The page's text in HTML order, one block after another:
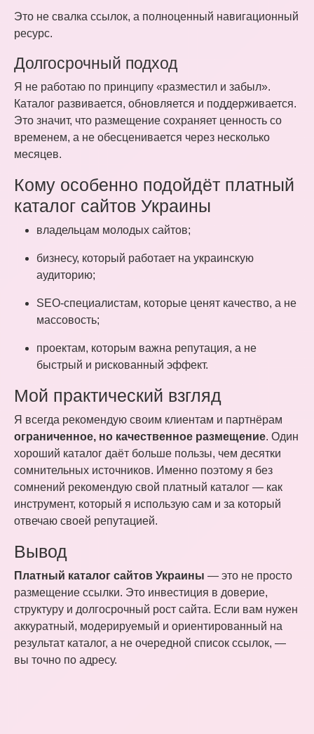
Это не свалка ссылок, а полноценный навигационный
ресурс.
Долгосрочный подход
Я не работаю по принципу «разместил и забыл».
Каталог развивается, обновляется и поддерживается.
Это значит, что размещение сохраняет ценность со
временем, а не обесценивается через несколько
месяцев.
Кому особенно подойдёт платный
каталог сайтов Украины
владельцам молодых сайтов;
бизнесу, который работает на украинскую
аудиторию;
SEO-специалистам, которые ценят качество, а не
массовость;
проектам, которым важна репутация, а не
быстрый и рискованный эффект.
Мой практический взгляд
Я всегда рекомендую своим клиентам и партнёрам
ограниченное, но качественное размещение. Один
хороший каталог даёт больше пользы, чем десятки
сомнительных источников. Именно поэтому я без
сомнений рекомендую свой платный каталог — как
инструмент, который я использую сам и за который
отвечаю своей репутацией.
Вывод
Платный каталог сайтов Украины — это не просто
размещение ссылки. Это инвестиция в доверие,
структуру и долгосрочный рост сайта. Если вам нужен
аккуратный, модерируемый и ориентированный на
результат каталог, а не очередной список ссылок, —
вы точно по адресу.